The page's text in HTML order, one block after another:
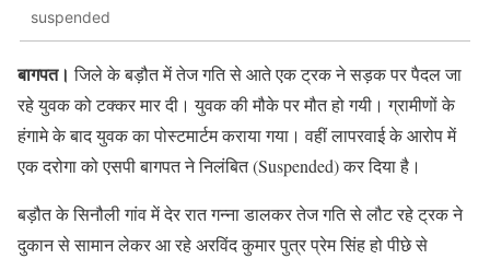
suspended
बागपत। जिले के बड़ौत में तेज गति से आते एक ट्रक ने सड़क पर पैदल जा
रहे युवक को टक्कर मार दी। युवक की मौके पर मौत हो गयी। ग्रामीणों के
हंगामे के बाद युवक का पोस्टमार्टम कराया गया। वहीं लापरवाई के आरोप में
एक दरोगा को एसपी बागपत ने निलंबित (Suspended) कर दिया है।
बड़ौत के सिनौली गांव में देर रात गन्ना डालकर तेज गति से लौट रहे ट्रक ने
दुकान से सामान लेकर आ रहे अरविंद कुमार पुत्र प्रेम सिंह हो पीछे से